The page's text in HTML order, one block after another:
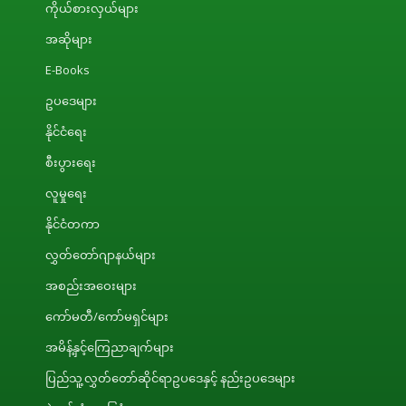
ကိုယ်စားလှယ်များ
အဆိုများ
E-Books
ဥပဒေများ
နိုင်ငံရေး
စီးပွားရေး
လူမှုရေး
နိုင်ငံတကာ
လွှတ်တော်ဂျာနယ်များ
အစည်းအဝေးများ
ကော်မတီ/ကော်မရှင်များ
အမိန့်နှင့်ကြေညာချက်များ
ပြည်သူ့လွှတ်တော်ဆိုင်ရာဥပဒေနှင့် နည်းဥပဒေများ